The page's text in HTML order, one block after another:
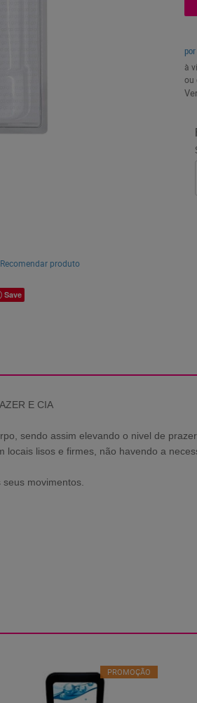
Recomendar produto
Save
por
à
ou
E CIA
sendo assim elevando o nivel de
locais lisos e firmes, não havendo a
movimentos.
PROMOÇÃO